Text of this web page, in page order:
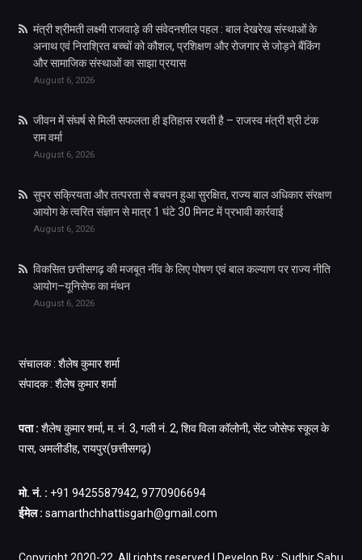
मंत्री श्रीमती लक्ष्मी राजवाड़े की संवेदनशील पहल : बाल देखरेख संस्थाओं के
अनाथ एवं निराश्रित बच्चों को कौशल, प्रशिक्षण और रोजगार से जोड़ने बैंकिंग
और सामाजिक संस्थाओं का साझा प्रयास
August 6, 2026
जीवन में संघर्ष से मिली सफलता ही इतिहास रचती है – राजस्व मंत्री श्री टंक
राम वर्मा
August 6, 2026
सुपर सक्रियता और तत्परता से बचपन हुआ सुरक्षित, राज्य बाल अधिकार संरक्षण
आयोग के त्वरित संज्ञान से मात्र 1 घंटे 30 मिनट में प्रभावी कार्रवाई
August 6, 2026
विकसित छत्तीसगढ़ की मजबूत नींव के लिए पोषण एवं बाल कल्याण पर राज्य नीति
आयोग–यूनिसेफ का मंथन
August 6, 2026
संचालक : शैलेष कुमार शर्मा
संपादक : शैलेष कुमार शर्मा
पता : शैलेष कुमार शर्मा, म. नं. 3, गली नं. 2, शिव विला कॉलोनी, सेंट जोसेफ स्कूल के
पास, अमलीडीह, रायपुर(छत्तीसगढ़)
मो. नं. : +91 9425587942, 9770906694
ईमेल : samarthchhattisgarh@gmail.com